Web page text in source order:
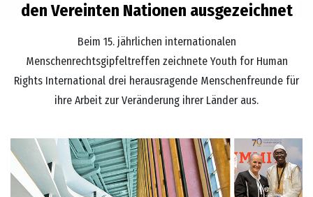
den Vereinten Nationen ausgezeichnet
Beim 15. jährlichen internationalen
Menschenrechtsgipfeltreffen zeichnete Youth for Human
Rights International drei herausragende Menschenfreunde für
ihre Arbeit zur Veränderung ihrer Länder aus.